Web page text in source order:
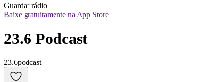
Guardar rádio
Baixe gratuitamente na App Store
23.6 Podcast
23.6podcast